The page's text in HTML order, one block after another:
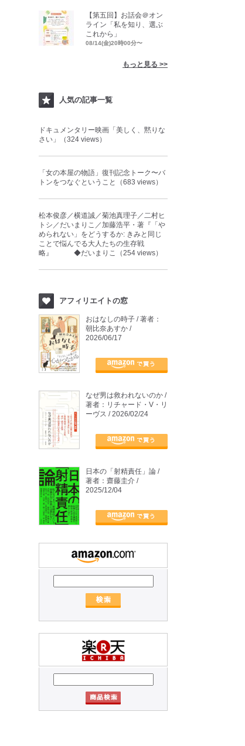
【第五回】お話会＠オン
ライン「私を知り、選ぶ
これから」
08/14(金)20時00分〜
もっと見る >>
人気の記事一覧
ドキュメンタリー映画「美しく、黙りな
さい」（324 views）
「女の本屋の物語」復刊記念トーク〜バ
トンをつなぐということ（683 views）
松本俊彦／横道誠／菊池真理子／二村ヒ
トシ／だいまりこ／加藤浩平・著『「や
められない」をどうするか: きみと同じ
ことで悩んでる大人たちの生存戦
略』 ◆だいまりこ（254 views）
アフィリエイトの窓
おはなしの時子 / 著者：
朝比奈あすか /
2026/06/17
なぜ男は救われないのか /
著者：リチャード・V・リ
ーヴス / 2026/02/24
日本の「射精責任」論 /
著者：齋藤圭介 /
2025/12/04